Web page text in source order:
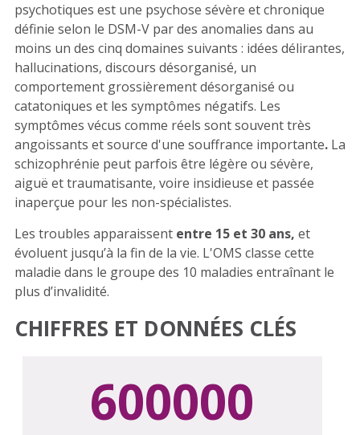
psychotiques est une psychose sévère et chronique
définie selon le DSM-V par des anomalies dans au
moins un des cinq domaines suivants : idées délirantes,
hallucinations, discours désorganisé, un
comportement grossièrement désorganisé ou
catatoniques et les symptômes négatifs. Les
symptômes vécus comme réels sont souvent très
angoissants et source d'une souffrance importante. La
schizophrénie peut parfois être légère ou sévère,
aiguë et traumatisante, voire insidieuse et passée
inaperçue pour les non-spécialistes.
Les troubles apparaissent entre 15 et 30 ans, et
évoluent jusqu’à la fin de la vie. L'OMS classe cette
maladie dans le groupe des 10 maladies entraînant le
plus d’invalidité.
CHIFFRES ET DONNÉES CLÉS
600000